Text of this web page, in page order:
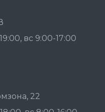
вс 9:00-17:00
22